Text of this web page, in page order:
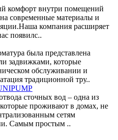
комфорт внутри помещений
современные материалы и
компания расширяет
появилс..
была представлена
задвижками, которые
обслуживании и
традиционной тру..
сточных вод – одна из
проживают в домах, не
сетям
Самым простым ..